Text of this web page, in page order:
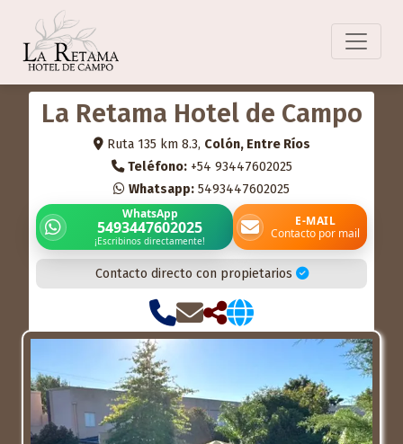
La Retama Hotel de Campo
Ruta 135 km 8.3, Colón, Entre Ríos
Teléfono:+54 93447602025
Whatsapp: 5493447602025
WhatsApp
5493447602025
¡Escribinos directamente!
E-MAIL
Contacto por mail
Contacto directo con propietarios